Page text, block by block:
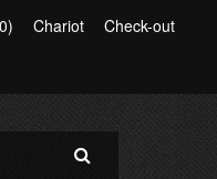
Chariot
Check-out